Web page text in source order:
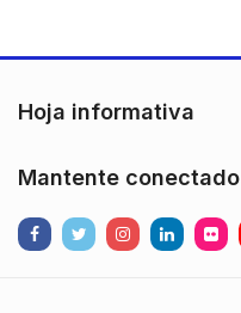
Hoja informativa
Mantente conectado